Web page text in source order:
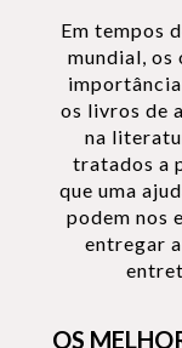
Em tempos
mundial, os
os livros de
na
tratados a
que uma
podem nos
entregar
OS